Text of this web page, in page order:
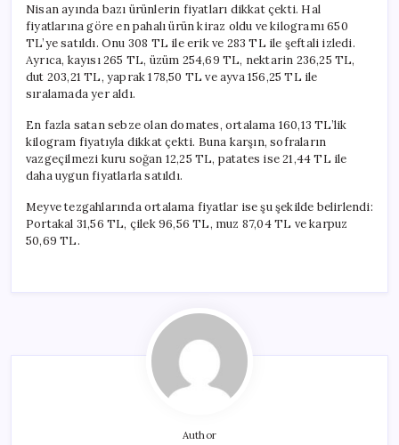
Nisan ayında bazı ürünlerin fiyatları dikkat çekti. Hal
fiyatlarına göre en pahalı ürün kiraz oldu ve kilogramı 650
TL’ye satıldı. Onu 308 TL ile erik ve 283 TL ile şeftali izledi.
Ayrıca, kayısı 265 TL, üzüm 254,69 TL, nektarin 236,25 TL,
dut 203,21 TL, yaprak 178,50 TL ve ayva 156,25 TL ile
sıralamada yer aldı.
En fazla satan sebze olan domates, ortalama 160,13 TL’lik
kilogram fiyatıyla dikkat çekti. Buna karşın, sofraların
vazgeçilmezi kuru soğan 12,25 TL, patates ise 21,44 TL ile
daha uygun fiyatlarla satıldı.
Meyve tezgahlarında ortalama fiyatlar ise şu şekilde belirlendi:
Portakal 31,56 TL, çilek 96,56 TL, muz 87,04 TL ve karpuz
50,69 TL.
Author